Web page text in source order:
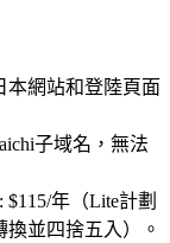
本網站和登陸頁面
子域名，無法
: $115/年（Lite計劃
並四捨五入）。